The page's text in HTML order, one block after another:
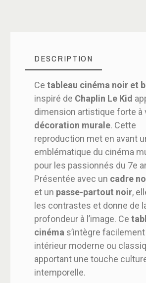
DESCRIPTION
Ce tableau cinéma noir et
inspiré de Chaplin Le Kid
dimension artistique forte à
décoration murale. Cette
reproduction met en avant
emblématique du cinéma
pour les passionnés du 7e
Présentée avec un cadre
et un passe-partout noir,
les contrastes et donne de
profondeur à l’image. Ce
cinéma s’intègre
intérieur moderne ou
apportant une touche
intemporelle.